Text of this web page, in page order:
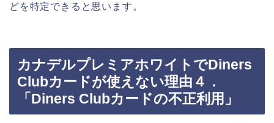
どを特定できると思います。
カナデルプレミアホワイトでDiners
Clubカードが使えない理由４．
「Diners Clubカードの不正利用」